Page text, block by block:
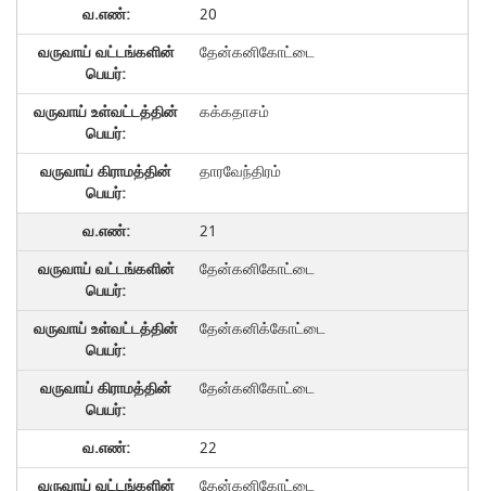
20
தேன்கனிகோட்டை
கக்கதாசம்
தாரவேந்திரம்
21
தேன்கனிகோட்டை
தேன்கனிக்கோட்டை
தேன்கனிகோட்டை
22
தேன்கனிகோட்டை